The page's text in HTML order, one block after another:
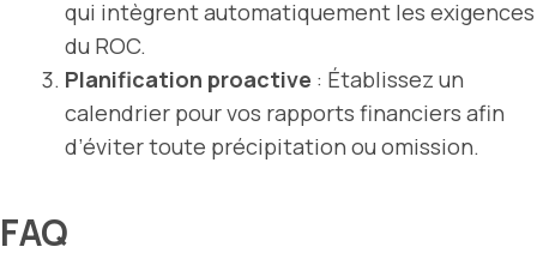
qui intègrent automatiquement les exigences
du ROC.
Planification proactive : Établissez un
calendrier pour vos rapports financiers afin
d’éviter toute précipitation ou omission.
FAQ